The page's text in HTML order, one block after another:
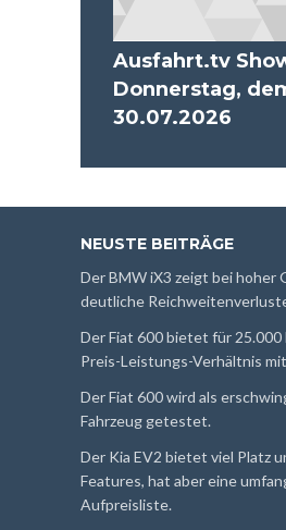
Ausfahrt.tv
Donnerstag,
30.07.2026
NEUSTE BEITRÄGE
Der BMW iX3 zeigt bei hoher
deutliche
Der Fiat 600 bietet für 25.000
Preis-Leistungs-Verhältnis
Der Fiat 600 wird als
Fahrzeug getestet.
Der Kia EV2 bietet viel Platz
Features, hat aber eine
Aufpreisliste.